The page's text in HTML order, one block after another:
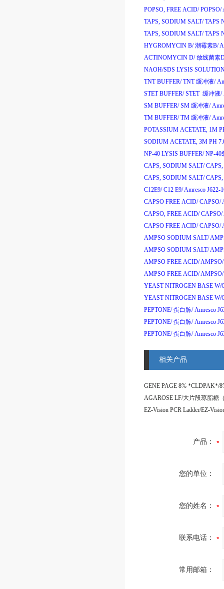
POPSO, FREE ACID/ POPSO/
TAPS, SODIUM SALT/ TAPS
TAPS, SODIUM SALT/ TAPS
HYGROMYCIN B/ 潮霉素B/
ACTINOMYCIN D/ 放线菌素
NAOH/SDS LYSIS
TNT BUFFER/ TNT缓冲液/
STET BUFFER/ STET 缓冲液/
SM BUFFER/ SM 缓冲液/
TM BUFFER/ TM 缓冲液/
POTASSIUM ACETATE, 1M
SODIUM ACETATE, 3M PH
NP-40 LYSIS BUFFER/ NP-40
CAPS, SODIUM SALT/ CAPS,
CAPS, SODIUM SALT/ CAPS,
C12E9/ C12 E9/Amresco J622-
CAPSO FREE ACID/ CAPSO/
CAPSO, FREE ACID/ CAPSO/
CAPSO FREE ACID/ CAPSO/
AMPSO SODIUM SALT/
AMPSO SODIUM SALT/
AMPSO FREE ACID/AMPSO/
AMPSO FREE ACID/AMPSO/
YEAST NITROGEN BASE
YEAST NITROGEN BASE
PEPTONE/ 蛋白胨/ Amresco
PEPTONE/ 蛋白胨/ Amresco
PEPTONE/ 蛋白胨/ Amresco
相关产品
产品：
您的单位：
您的姓名：
联系电话：
常用邮箱：